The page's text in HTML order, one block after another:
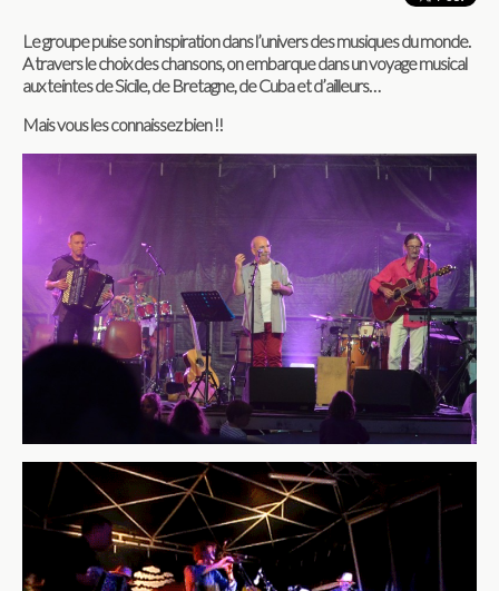
Le groupe puise son inspiration dans l’univers des musiques du monde.
A travers le choix des chansons, on embarque dans un voyage musical
aux teintes de Sicile, de Bretagne, de Cuba et d’ailleurs…
Mais vous les connaissez bien !!